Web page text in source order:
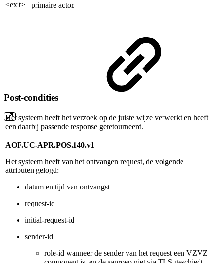
<exit>
primaire actor.
Post-condities
Het systeem heeft het verzoek op de juiste wijze verwerkt en heeft
een daarbij passende response geretourneerd.
AOF.UC-APR.POS.140.v1
Het systeem heeft van het ontvangen request, de volgende
attributen gelogd:
datum en tijd van ontvangst
request-id
initial-request-id
sender-id
role-id wanneer de sender van het request een VZVZ